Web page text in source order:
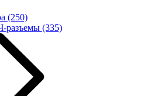
(250)
разъемы (335)